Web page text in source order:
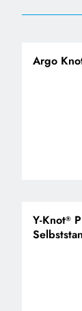
Argo
Y-Knot®